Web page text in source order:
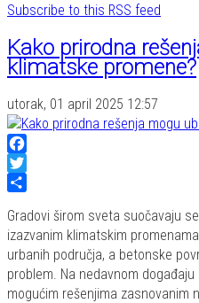
Subscribe to this RSS feed
Kako prirodna
klimatske promene?
utorak, 01 april 2025 12:57
Facebook
Twitter
Gradovi širom sveta suočavaju
izazvanim klimatskim
urbanih područja, a betonske
problem. Na nedavnom
mogućim rešenjima zasnovanim